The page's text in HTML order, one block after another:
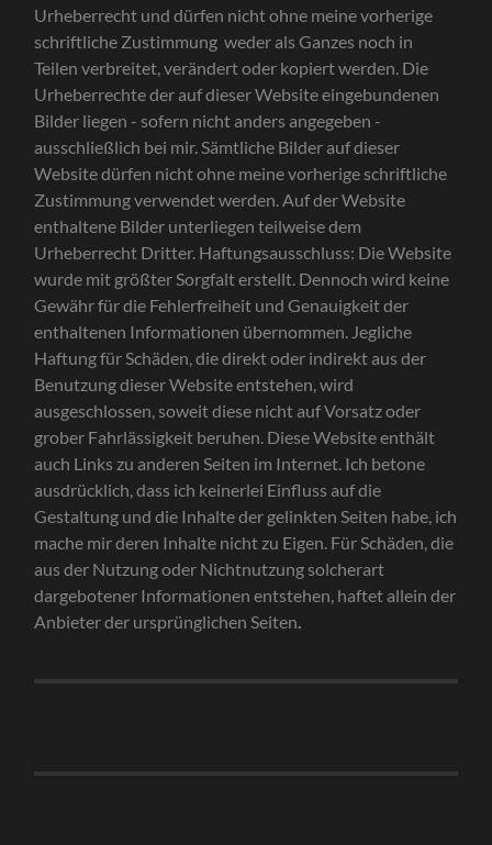
Urheberrecht und dürfen nicht ohne meine vorherige
schriftliche Zustimmung weder als Ganzes noch in
Teilen verbreitet, verändert oder kopiert werden. Die
Urheberrechte der auf dieser Website eingebundenen
Bilder liegen - sofern nicht anders angegeben -
ausschließlich bei mir. Sämtliche Bilder auf dieser
Website dürfen nicht ohne meine vorherige schriftliche
Zustimmung verwendet werden. Auf der Website
enthaltene Bilder unterliegen teilweise dem
Urheberrecht Dritter. Haftungsausschluss: Die Website
wurde mit größter Sorgfalt erstellt. Dennoch wird keine
Gewähr für die Fehlerfreiheit und Genauigkeit der
enthaltenen Informationen übernommen. Jegliche
Haftung für Schäden, die direkt oder indirekt aus der
Benutzung dieser Website entstehen, wird
ausgeschlossen, soweit diese nicht auf Vorsatz oder
grober Fahrlässigkeit beruhen. Diese Website enthält
auch Links zu anderen Seiten im Internet. Ich betone
ausdrücklich, dass ich keinerlei Einfluss auf die
Gestaltung und die Inhalte der gelinkten Seiten habe, ich
mache mir deren Inhalte nicht zu Eigen. Für Schäden, die
aus der Nutzung oder Nichtnutzung solcherart
dargebotener Informationen entstehen, haftet allein der
Anbieter der ursprünglichen Seiten